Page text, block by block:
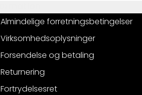
Almindelige forretningsbetingelser
Virksomhedsoplysninger
Forsendelse og betaling
Returnering
Fortrydelsesret